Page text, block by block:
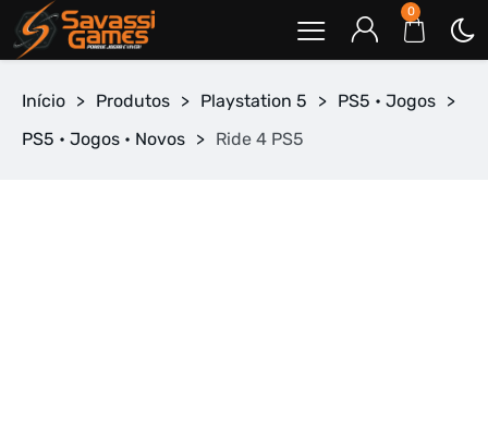
0
Início > Produtos > Playstation 5 > PS5 • Jogos >
PS5 • Jogos • Novos > Ride 4 PS5